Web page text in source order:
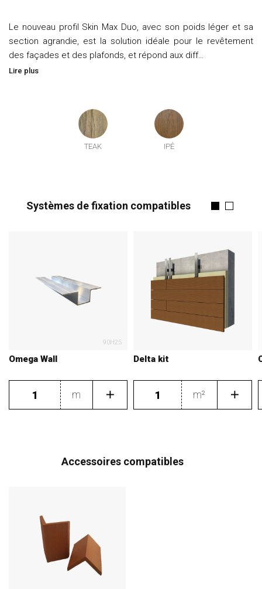
Le nouveau profil Skin Max Duo, avec son poids léger et sa
section agrandie, est la solution idéale pour le revêtement
des façades et des plafonds, et répond aux diff…
Lire plus
TEAK IPÉ
Systèmes de fixation compatibles
90H25
Omega Wall
m
Delta kit
m²
Accessoires compatibles